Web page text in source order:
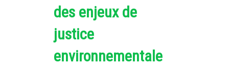
des enjeux de
justice
environnementale